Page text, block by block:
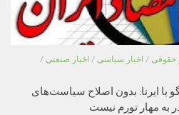
حقوقی / اخبار سیاسی / اخبار صنعتی /
با ایرنا: بدون اصلاح سیاست‌های
به مهار تورم نیست